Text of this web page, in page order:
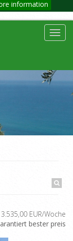
information
EUR/Woche
bester preis